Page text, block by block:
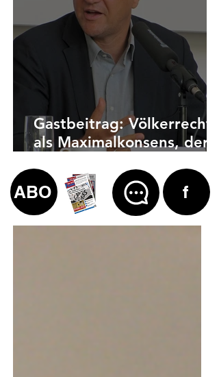
Gastbeitrag: Völkerrecht
als Maximalkonsens, der
ABO f